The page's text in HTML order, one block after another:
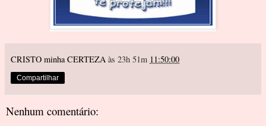
CRISTO minha CERTEZA às 23h 51m 11:50:00
Compartilhar
Nenhum comentário: